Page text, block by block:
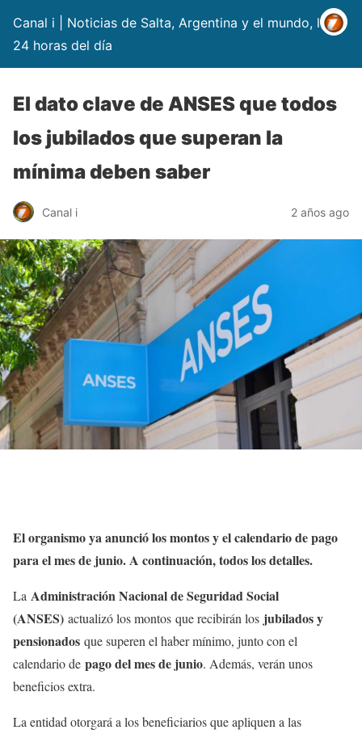
Canal i | Noticias de Salta, Argentina y el mundo, las
24 horas del día
El dato clave de ANSES que todos
los jubilados que superan la
mínima deben saber
Canal i 2 años ago
El organismo ya anunció los montos y el calendario de pago
para el mes de junio. A continuación, todos los detalles.
La Administración Nacional de Seguridad Social
(ANSES) actualizó los montos que recibirán los jubilados y
pensionados que superen el haber mínimo, junto con el
calendario de pago del mes de junio. Además, verán unos
beneficios extra.
La entidad otorgará a los beneficiarios que apliquen a las